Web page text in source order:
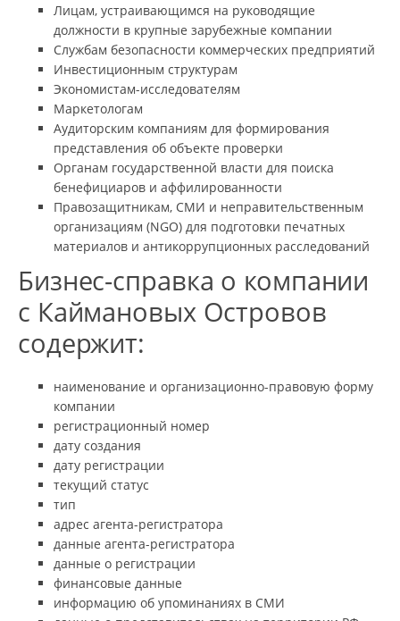
Лицам, устраивающимся на руководящие
должности в крупные зарубежные компании
Службам безопасности коммерческих предприятий
Инвестиционным структурам
Экономистам-исследователям
Маркетологам
Аудиторским компаниям для формирования
представления об объекте проверки
Органам государственной власти для поиска
бенефициаров и аффилированности
Правозащитникам, СМИ и неправительственным
организациям (NGO) для подготовки печатных
материалов и антикоррупционных расследований
Бизнес-справка о компании
с Каймановых Островов
содержит:
наименование и организационно-правовую форму
компании
регистрационный номер
дату создания
дату регистрации
текущий статус
тип
адрес агента-регистратора
данные агента-регистратора
данные о регистрации
финансовые данные
информацию об упоминаниях в СМИ